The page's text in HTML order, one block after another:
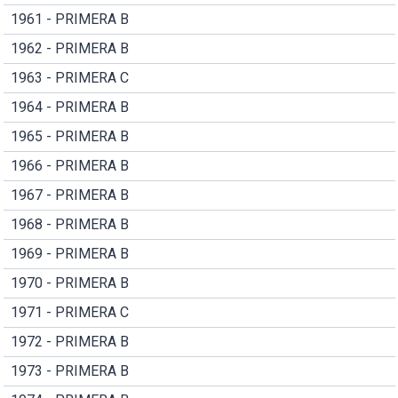
1961 - PRIMERA B
1962 - PRIMERA B
1963 - PRIMERA C
1964 - PRIMERA B
1965 - PRIMERA B
1966 - PRIMERA B
1967 - PRIMERA B
1968 - PRIMERA B
1969 - PRIMERA B
1970 - PRIMERA B
1971 - PRIMERA C
1972 - PRIMERA B
1973 - PRIMERA B